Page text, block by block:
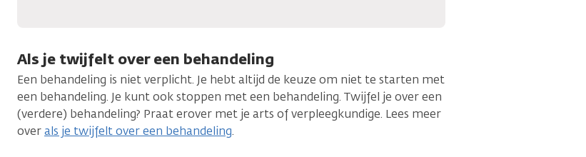
Als je twijfelt over een behandeling
Een behandeling is niet verplicht. Je hebt altijd de keuze om niet te starten met
een behandeling. Je kunt ook stoppen met een behandeling. Twijfel je over een
(verdere) behandeling? Praat erover met je arts of verpleegkundige. Lees meer
overals je twijfelt over een behandeling.